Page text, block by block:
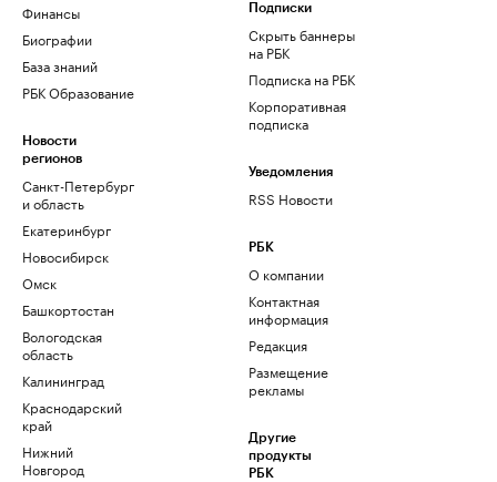
Финансы
Биографии
База знаний
РБК Образование
Новости
регионов
Санкт-Петербург
и область
Екатеринбург
Новосибирск
Омск
Башкортостан
Вологодская
область
Калининград
Краснодарский
край
Нижний
Новгород
Подписки
Скрыть баннеры
на РБК
Подписка на РБК
Корпоративная
подписка
Уведомления
RSS Новости
РБК
О компании
Контактная
информация
Редакция
Размещение
рекламы
Другие
продукты
РБК